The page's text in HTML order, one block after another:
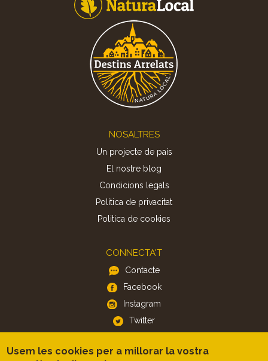
NOSALTRES
Un projecte de país
El nostre blog
Condicions legals
Política de privacitat
Politica de cookies
CONNECTA'T
Contacte
Facebook
Instagram
Twitter
APP
Usem les cookies per a millorar la vostra